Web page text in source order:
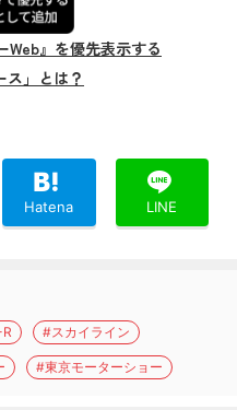
Web』を優先表示する
ス」とは？
Hatena LINE
#スカイライン
#東京モーターショー